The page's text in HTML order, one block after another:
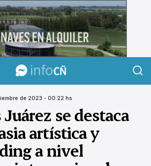
InfoCañuelas
de 2023 - 00:22 hs
se destaca
artística y
a nivel